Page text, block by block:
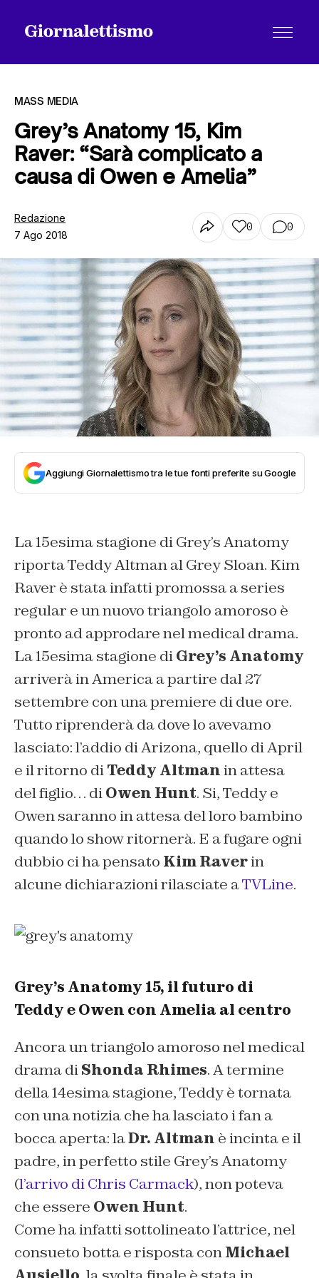
Tutti gli articoli
Chi siamo
Contatti
MASS MEDIA
Grey’s Anatomy 15, Kim
Raver: “Sarà complicato a
causa di Owen e Amelia”
Redazione
7 Ago 2018
0 0
Aggiungi Giornalettismo tra le tue fonti preferite su Google
La 15esima stagione di Grey’s Anatomy
riporta Teddy Altman al Grey Sloan. Kim
Raver è stata infatti promossa a series
regular e un nuovo triangolo amoroso è
pronto ad approdare nel medical drama.
La 15esima stagione diGrey’s Anatomy
arriverà in America a partire dal 27
settembre con una premiere di due ore.
Tutto riprenderà da dove lo avevamo
lasciato: l’addio di Arizona, quello di April
e il ritorno diTeddy Altmanin attesa
del figlio… diOwen Hunt. Si, Teddy e
Owen saranno in attesa del loro bambino
quando lo show ritornerà. E a fugare ogni
dubbio ci ha pensato Kim Raverin
alcune dichiarazioni rilasciate aTVLine.
Grey’s Anatomy 15, il futuro di
Teddy e Owen con Amelia al centro
Ancora un triangolo amoroso nel medical
drama diShonda Rhimes. A termine
della 14esima stagione, Teddy è tornata
con una notizia che ha lasciato i fan a
bocca aperta: laDr. Altman è incinta e il
padre, in perfetto stile Grey’s Anatomy
(l’arrivo di Chris Carmack), non poteva
che essere Owen Hunt.
Come ha infatti sottolineato l’attrice, nel
consueto botta e risposta conMichael